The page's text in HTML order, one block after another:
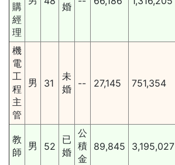
購
經
理
婚
機
電
工
程
主
管
男 31
未
婚
-- 27,145 751,354
教
師
男 52
已
婚
公
積
金
89,845 3,195,027